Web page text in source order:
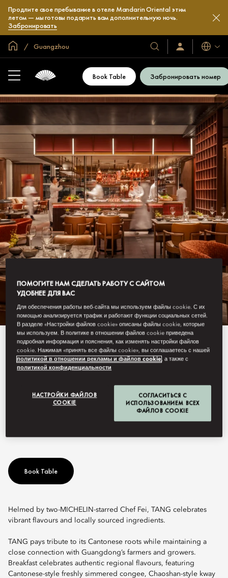
Продлите свое пребывание в отеле Mandarin Oriental этим
летом — мы готовы подарить вам дополнительную ночь.
Забронировать
ГлавнаяGuangzhou
Наши
отели
курорты
Войти/
Языки
Book Table Забронировать номер
View All
TANG
Chaoshan flavours with Lingnan heritage to the table in a
Book Table
Helmed by two-MICHELIN-starred Chef Fei, TANG celebrates
vibrant flavours and locally sourced ingredients.
TANG pays tribute to its Cantonese roots while maintaining a
close connection with Guangdong’s farmers and growers.
Breakfast celebrates authentic regional flavours, featuring
Cantonese-style freshly simmered congee, Chaoshan-style kway
ПОМОГИТЕ НАМ СДЕЛАТЬ РАБОТУ С САЙТОМ
УДОБНЕЕ ДЛЯ ВАС
Для обеспечения работы веб-сайта мы используем файлы cookie. С их
помощью анализируется трафик и работают функции социальных сетей.
В разделе «Настройки файлов cookie» описаны файлы cookie, которые
мы используем. В политике в отношении файлов cookie приведена
подробная информация и пояснения, как изменять настройки файлов
cookie. Нажимая «принять все файлы cookie», вы соглашаетесь с нашей
политикой в отношении рекламы и файлов cookie, а также с
политикой конфиденциальности
НАСТРОЙКИ ФАЙЛОВ
COOKIE
СОГЛАСИТЬСЯ С
ИСПОЛЬЗОВАНИЕМ ВСЕХ
ФАЙЛОВ COOKIE